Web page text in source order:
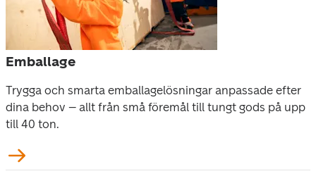
Emballage
Trygga och smarta emballagelösningar anpassade efter
dina behov – allt från små föremål till tungt gods på upp
till 40 ton.